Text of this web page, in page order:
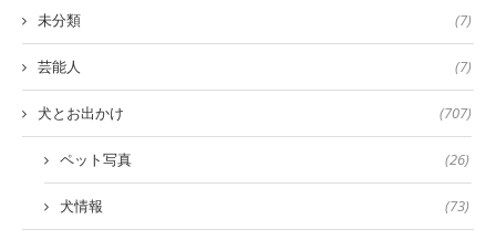
未分類 (7)
芸能人 (7)
犬とお出かけ (707)
ペット写真 (26)
犬情報 (73)